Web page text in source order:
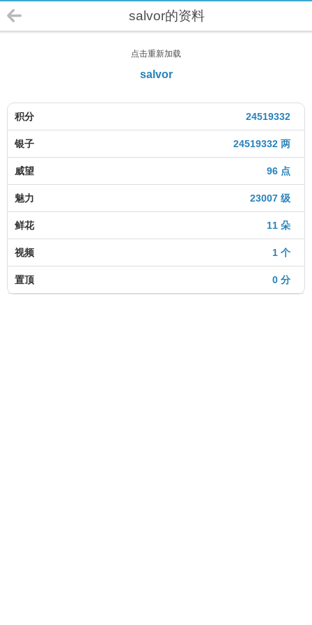
salvor的资料
点击重新加载
salvor
24519332
积分
24519332 两
银子
96 点
威望
23007 级
魅力
11 朵
鲜花
1 个
视频
0 分
置顶